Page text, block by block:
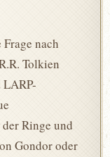
nach
Tolkien
LARP-
Ringe und
Gondor oder